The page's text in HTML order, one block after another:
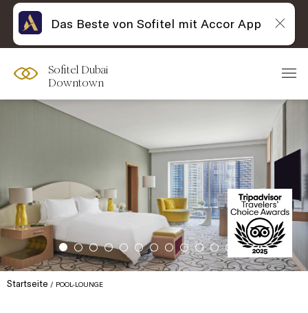
Sofitel Dubai
Downtown
Startseite POOL-LOUNGE
Das Beste von Sofitel mit Accor App